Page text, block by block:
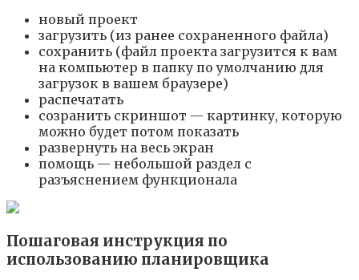
новый проект
загрузить (из ранее сохраненного файла)
сохранить (файл проекта загрузится к вам
на компьютер в папку по умолчанию для
загрузок в вашем браузере)
распечатать
созранить скриншот — картинку, которую
можно будет потом показать
развернуть на весь экран
помощь — небольшой раздел с
разъяснением функционала
Пошаговая инструкция по
использованию планировщика